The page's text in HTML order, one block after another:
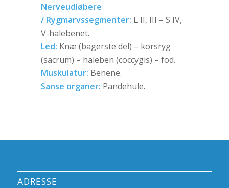
Nerveudløbere
/ Rygmarvssegmenter: L II, III – S IV,
V-halebenet.
Led: Knæ (bagerste del) – korsryg
(sacrum) – haleben (coccygis) – fod.
Muskulatur: Benene.
Sanse organer: Pandehule.
ADRESSE